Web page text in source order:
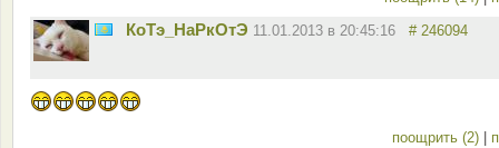
КоТэ_НаРкОтЭ 11.01.2013 в 20:45:16 # 246094
поощрить (2)